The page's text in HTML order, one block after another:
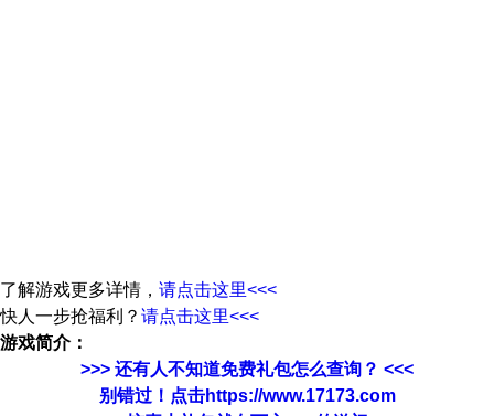
了解游戏更多详情， 请点击这里<<<
快人一步抢福利？ 请点击这里<<<
游戏简介：
>>> 还有人不知道免费礼包怎么查询？ <<<
别错过！点击https://www.17173.com